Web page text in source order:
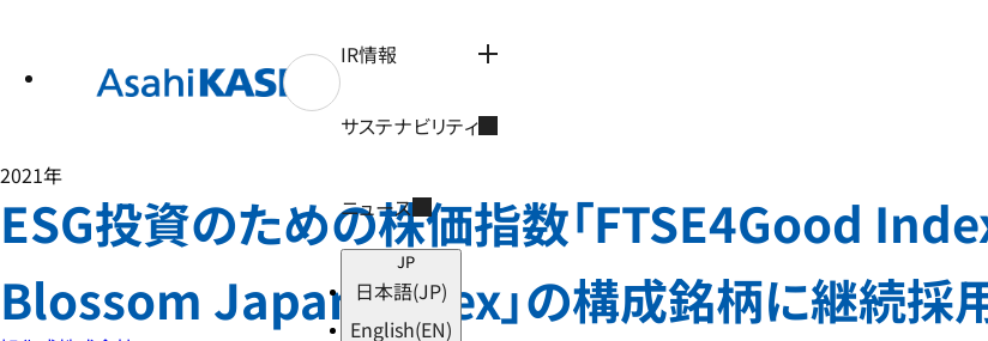
IR情報
サステナビリティ
ニュース
JP
日本語(JP)
English(EN)
2021年
ESG投資のための株価指数「FTSE4Good
Blossom Japan Index」の構成銘柄に継続採